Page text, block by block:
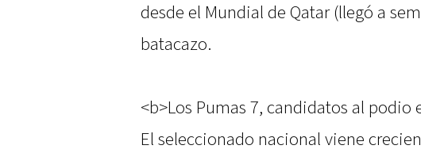
desde el Mundial de Qatar (llegó a
batacazo.
<b>Los Pumas 7, candidatos al podio
El seleccionado nacional viene